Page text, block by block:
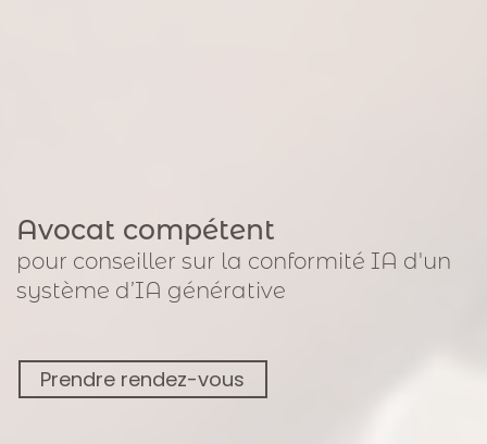
Avocat compétent
pour conseiller sur la conformité IA d'un
système d’IA générative
Prendre rendez-vous